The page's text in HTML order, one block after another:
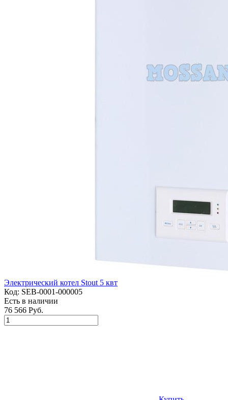
Электрический котел Stout 5 квт
Код: SEB-0001-000005
Есть в наличии
76 566 Руб.